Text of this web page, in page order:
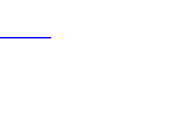
Silva